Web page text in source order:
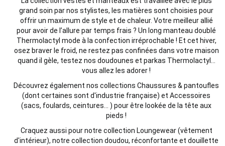
grand soin par nos stylistes, les matières sont choisies pour
offrir un maximum de style et de chaleur. Votre meilleur allié
pour avoir de l’allure par temps frais ? Un long manteau doublé
Thermolactyl mode à la confection irréprochable ! Et cet hiver,
osez braver le froid, ne restez pas confinées dans votre maison
quand il gèle, testez nos doudounes et parkas Thermolactyl…
vous allez les adorer !
Découvrez également nos collections Chaussures & pantoufles
(dont certaines sont d'industrie française) et Accessoires
(sacs, foulards, ceintures... ) pour être lookée de la tête aux
pieds !
Craquez aussi pour notre collection Loungewear (vêtement
d'intérieur), notre collection doudou, réconfortante et douillette